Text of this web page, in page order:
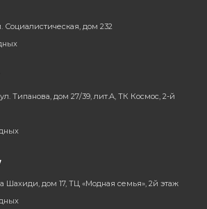
Социалистическая, дом 232
Типанова, дом 27/39, лит.А, ТК Космос, 2-й
Шахиди, дом 17, ТЦ «Модная семья», 2й этаж